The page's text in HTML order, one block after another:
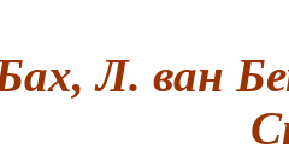
Л. ван